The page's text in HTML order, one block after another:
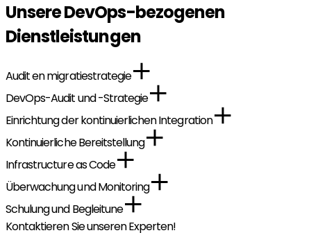
Unsere DevOps-bezogenen
Dienstleistungen
Audit en migratiestrategie
DevOps-Audit und -Strategie
Einrichtung der kontinuierlichen Integration
Kontinuierliche Bereitstellung
Infrastructure as Code
Überwachung und Monitoring
Schulung und Begleitune
Kontaktieren Sie unseren Experten!